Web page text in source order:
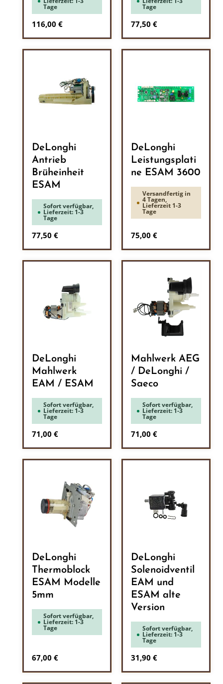
Tage
Regulärer Preis:
116,00 €
Tage
Regulärer Preis:
77,50 €
DeLonghi
Antrieb
Brüheinheit
ESAM
Sofort verfügbar,
Lieferzeit: 1-3
Tage
Regulärer Preis:
77,50 €
DeLonghi
Leistungsplati
ne ESAM 3600
Versandfertig in
4 Tagen,
Lieferzeit 1-3
Tage
Regulärer Preis:
75,00 €
DeLonghi
Mahlwerk
EAM / ESAM
Sofort verfügbar,
Lieferzeit: 1-3
Tage
Regulärer Preis:
71,00 €
Mahlwerk AEG
/ DeLonghi /
Saeco
Sofort verfügbar,
Lieferzeit: 1-3
Tage
Regulärer Preis:
71,00 €
DeLonghi
Thermoblock
ESAM Modelle
5mm
Sofort verfügbar,
Lieferzeit: 1-3
Tage
Regulärer Preis:
67,00 €
DeLonghi
Solenoidventil
EAM und
ESAM alte
Version
Sofort verfügbar,
Lieferzeit: 1-3
Tage
Regulärer Preis:
31,90 €